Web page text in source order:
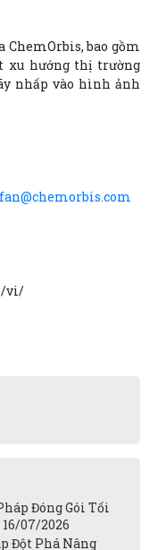
ChemOrbis, bao gồm
xu hướng thị trường
nhấp vào hình ảnh
vi/
Đóng Gói Tối
07/2026
Đột Phá Nâng